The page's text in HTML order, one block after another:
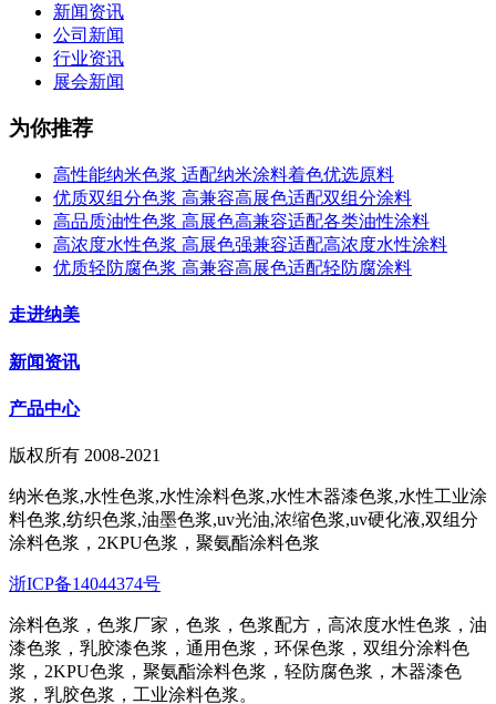
新闻资讯
公司新闻
行业资讯
展会新闻
为你推荐
高性能纳米色浆 适配纳米涂料着色优选原料
优质双组分色浆 高兼容高展色适配双组分涂料
高品质油性色浆 高展色高兼容适配各类油性涂料
高浓度水性色浆 高展色强兼容适配高浓度水性涂料
优质轻防腐色浆 高兼容高展色适配轻防腐涂料
走进纳美
新闻资讯
产品中心
版权所有 2008-2021
纳米色浆,水性色浆,水性涂料色浆,水性木器漆色浆,水性工业涂
料色浆,纺织色浆,油墨色浆,uv光油,浓缩色浆,uv硬化液,双组分
涂料色浆，2KPU色浆，聚氨酯涂料色浆
浙ICP备14044374号
涂料色浆，色浆厂家，色浆，色浆配方，高浓度水性色浆，油
漆色浆，乳胶漆色浆，通用色浆，环保色浆，双组分涂料色
浆，2KPU色浆，聚氨酯涂料色浆，轻防腐色浆，木器漆色
浆，乳胶色浆，工业涂料色浆。